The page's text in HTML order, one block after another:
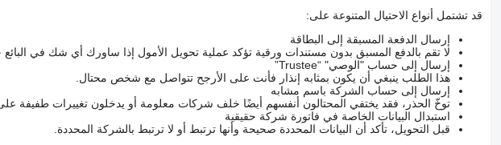
قد تشتمل أنواع الاحتيال المتنوعة على:
إرسال الدفعة المسبقة إلى البطاقة
لا تقم بالدفع المسبق بدون مستندات ورقية تؤكد عملية تحويل الأمول إذا ساورك أي شك في البائع
إرسال إلى حساب "الوصي" “Trustee”
هذا الطلب ينبغي أن يكون بمثابه إنذار فأنت على الأرجح تتواصل مع شخص محتال.
إرسال إلى حساب الشركة باسم مشابه
توخّ الحذر، فقد يختفي المحتالون أنفسهم أيضًا خلف شركات معلومة أو يدخلون تغييرات طفيفة
استبدال البيانات الخاصة في فاتورة شركة حقيقية
قبل التحويل، تأكد أن البيانات المحددة صحيحة وأنها ترتبط أو لا ترتبط بالشركة المحددة.